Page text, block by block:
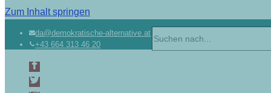
Zum Inhalt springen
da@demokratische-alternative.at
+43 664 313 46 20
nach …